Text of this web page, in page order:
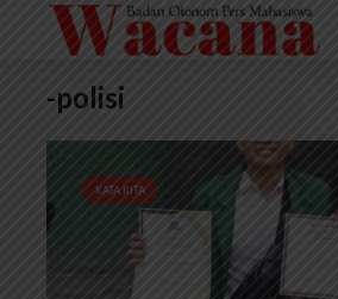
-polisi
KATA KITA